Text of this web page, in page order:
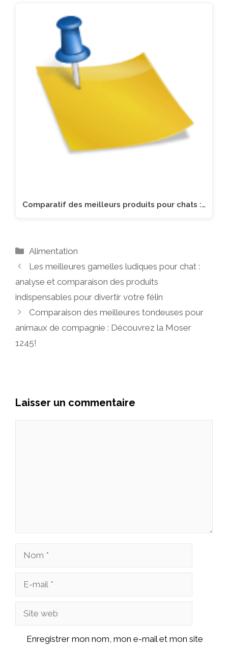
Comparatif des meilleurs produits pour chats :…
Catégories
Alimentation
Les meilleures gamelles ludiques pour chat :
analyse et comparaison des produits
indispensables pour divertir votre félin
Comparaison des meilleures tondeuses pour
animaux de compagnie : Découvrez la Moser
1245!
Laisser un commentaire
Nom
Site
Enregistrer mon nom, mon e-mail et mon site